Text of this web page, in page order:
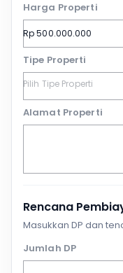
Harga Properti
Tipe Properti
Alamat Properti
Rencana
Masukkan DP dan
Jumlah DP